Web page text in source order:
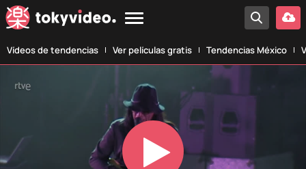
Vídeos de tendencias Ver películas gratis Tendencias México